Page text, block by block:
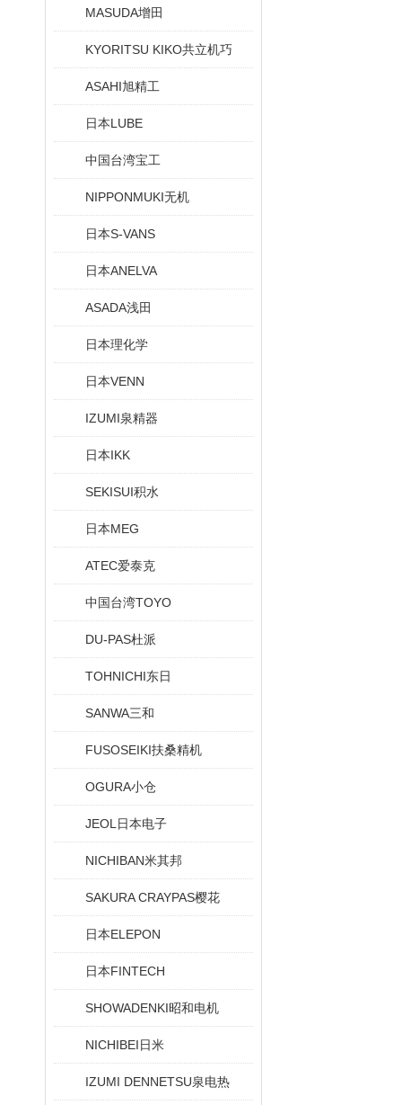
MASUDA增田
KYORITSU KIKO共立机巧
ASAHI旭精工
日本LUBE
中国台湾宝工
NIPPONMUKI无机
日本S-VANS
日本ANELVA
ASADA浅田
日本理化学
日本VENN
IZUMI泉精器
日本IKK
SEKISUI积水
日本MEG
ATEC爱泰克
中国台湾TOYO
DU-PAS杜派
TOHNICHI东日
SANWA三和
FUSOSEIKI扶桑精机
OGURA小仓
JEOL日本电子
NICHIBAN米其邦
SAKURA CRAYPAS樱花
日本ELEPON
日本FINTECH
SHOWADENKI昭和电机
NICHIBEI日米
IZUMI DENNETSU泉电热